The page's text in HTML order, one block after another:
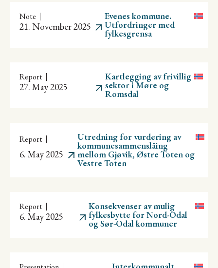
Note
21. November 2025
Evenes kommune.
Utfordringer med
fylkesgrensa
Report
27. May 2025
Kartlegging av frivillig
sektor i Møre og
Romsdal
Report
6. May 2025
Utredning for vurdering av
kommunesammenslåing
mellom Gjøvik, Østre Toten og
Vestre Toten
Report
6. May 2025
Konsekvenser av mulig
fylkesbytte for Nord-Odal
og Sør-Odal kommuner